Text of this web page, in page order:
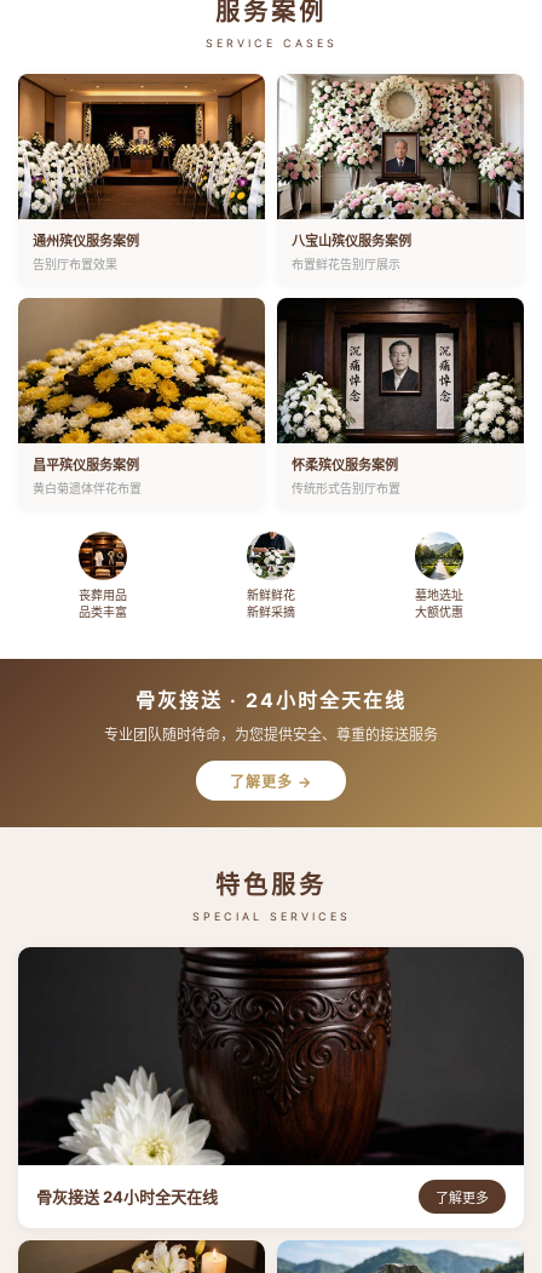
服务案例
SERVICE CASES
通州殡仪服务案例
告别厅布置效果
八宝山殡仪服务案例
布置鲜花告别厅展示
昌平殡仪服务案例
黄白菊遗体伴花布置
怀柔殡仪服务案例
传统形式告别厅布置
丧葬用品
品类丰富
新鲜鲜花
新鲜采摘
墓地选址
大额优惠
骨灰接送 · 24小时全天在线
专业团队随时待命，为您提供安全、尊重的接送服务
了解更多 →
特色服务
SPECIAL SERVICES
骨灰接送 24小时全天在线 了解更多